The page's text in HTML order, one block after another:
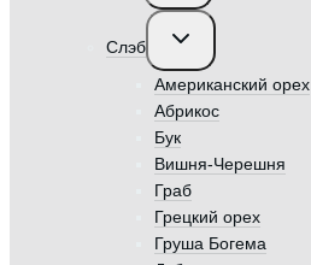
Слэб
Переключить
дочернее
Американский орех
Абрикос
Бук
Вишня-Черешня
Граб
Грецкий орех
Груша Богема